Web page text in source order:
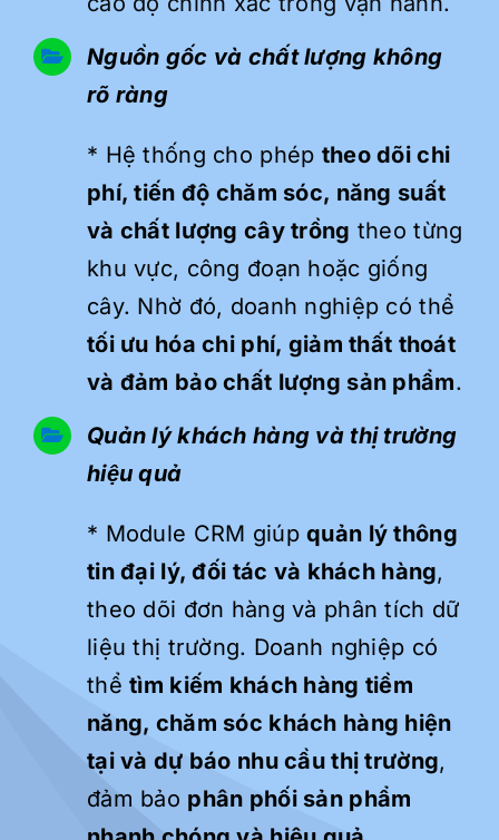
Nguồn gốc và chất lượng không
rõ ràng
* Hệ thống cho phép theo dõi chi
phí, tiến độ chăm sóc, năng suất
và chất lượng cây trồng theo từng
khu vực, công đoạn hoặc giống
cây. Nhờ đó, doanh nghiệp có thể
tối ưu hóa chi phí, giảm thất thoát
và đảm bảo chất lượng sản phẩm.
Quản lý khách hàng và thị trường
hiệu quả
* Module CRM giúpquản lý thông
tin đại lý, đối tác và khách hàng,
theo dõi đơn hàng và phân tích dữ
liệu thị trường. Doanh nghiệp có
thểtìm kiếm khách hàng tiềm
năng, chăm sóc khách hàng hiện
tại và dự báo nhu cầu thị trường,
đảm bảo phân phối sản phẩm